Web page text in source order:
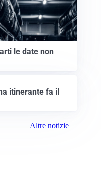
le date non
itinerante fa il
Altre notizie